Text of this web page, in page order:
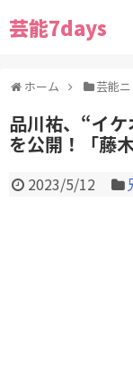
芸能7days
ホーム 芸能
品川祐、“イ
を公開！「藤
2023/5/12